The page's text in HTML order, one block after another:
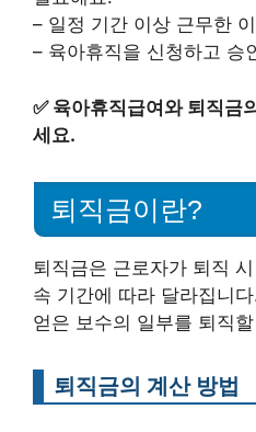
– 일정 기간 이상 근무한
– 육아휴직을 신청하고 승
✅ 육아휴직급여와 퇴직금
세요.
퇴직금이란?
퇴직금은 근로자가 퇴직
속 기간에 따라 달라집니
얻은 보수의 일부를 퇴직
퇴직금의 계산 방법